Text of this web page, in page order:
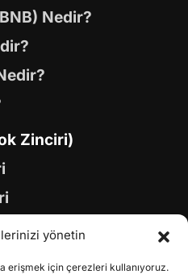
yönetin
erişmek için çerezleri kullanıyoruz.
Nedir?
Zinciri)
Coinleri